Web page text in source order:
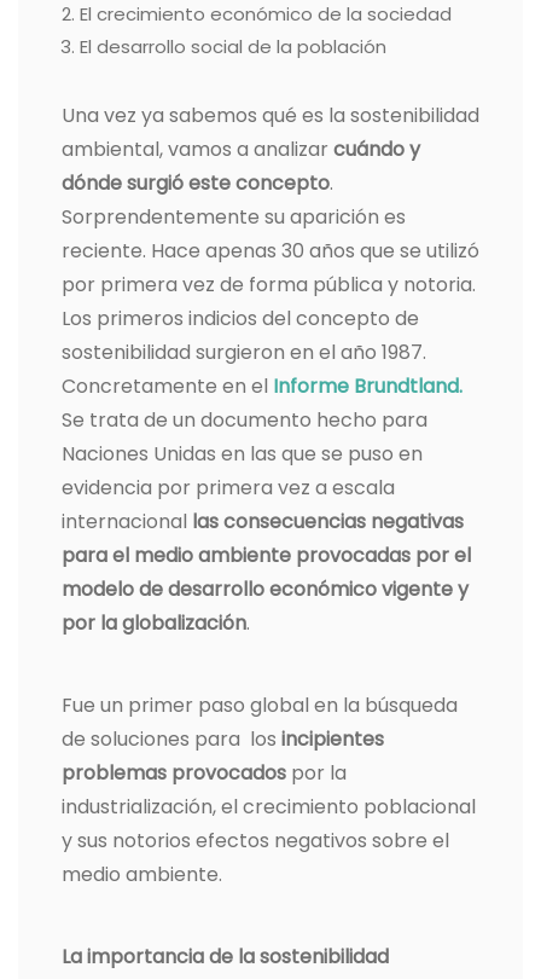
El crecimiento económico de la sociedad
El desarrollo social de la población
Una vez ya sabemos qué es la sostenibilidad
ambiental, vamos a analizar cuándo y
dónde surgió este concepto.
Sorprendentemente su aparición es
reciente. Hace apenas 30 años que se utilizó
por primera vez de forma pública y notoria.
Los primeros indicios del concepto de
sostenibilidad surgieron en el año 1987.
Concretamente en el Informe Brundtland.
Se trata de un documento hecho para
Naciones Unidas en las que se puso en
evidencia por primera vez a escala
internacional las consecuencias negativas
para el medio ambiente provocadas por el
modelo de desarrollo económico vigente y
por la globalización.
Fue un primer paso global en la búsqueda
de soluciones para los incipientes
problemas provocados por la
industrialización, el crecimiento poblacional
y sus notorios efectos negativos sobre el
medio ambiente.
La importancia de la sostenibilidad